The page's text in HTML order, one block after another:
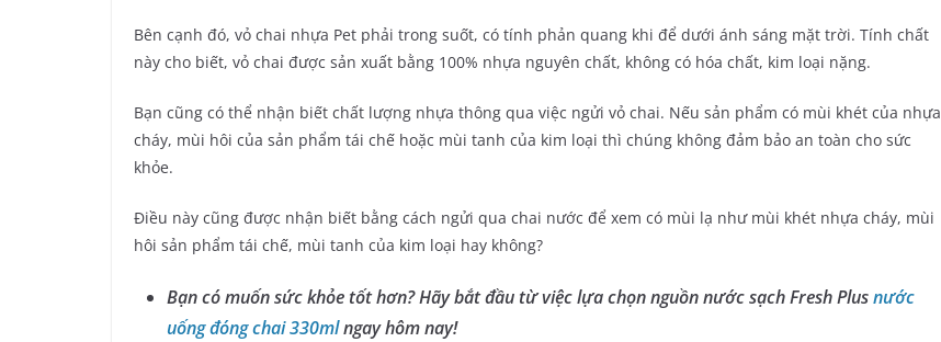
Bên cạnh đó, vỏ chai nhựa Pet phải trong suốt, có tính phản quang khi để dưới ánh sáng mặt trời. Tính chất
này cho biết, vỏ chai được sản xuất bằng 100% nhựa nguyên chất, không có hóa chất, kim loại nặng.
Bạn cũng có thể nhận biết chất lượng nhựa thông qua việc ngửi vỏ chai. Nếu sản phẩm có mùi khét của nhựa
cháy, mùi hôi của sản phẩm tái chế hoặc mùi tanh của kim loại thì chúng không đảm bảo an toàn cho sức
khỏe.
Điều này cũng được nhận biết bằng cách ngửi qua chai nước để xem có mùi lạ như mùi khét nhựa cháy, mùi
hôi sản phẩm tái chế, mùi tanh của kim loại hay không?
Bạn có muốn sức khỏe tốt hơn? Hãy bắt đầu từ việc lựa chọn nguồn nước sạch Fresh Plusnước
uống đóng chai 330mlngay hôm nay!